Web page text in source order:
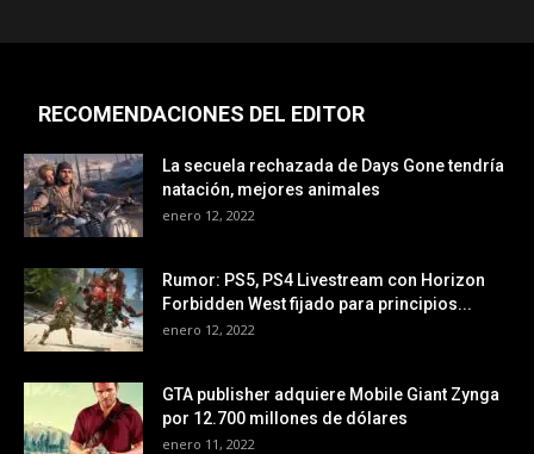
RECOMENDACIONES DEL EDITOR
La secuela rechazada de Days Gone tendría
natación, mejores animales
enero 12, 2022
Rumor: PS5, PS4 Livestream con Horizon
Forbidden West fijado para principios...
enero 12, 2022
GTA publisher adquiere Mobile Giant Zynga
por 12.700 millones de dólares
enero 11, 2022